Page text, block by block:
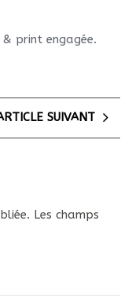
print engagée.
SUIVANT
Les champs